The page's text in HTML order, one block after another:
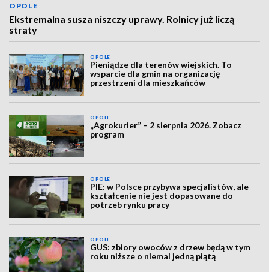
OPOLE
Ekstremalna susza niszczy uprawy. Rolnicy już liczą
straty
OPOLE
Pieniądze dla terenów wiejskich. To
wsparcie dla gmin na organizację
przestrzeni dla mieszkańców
OPOLE
„Agrokurier” – 2 sierpnia 2026. Zobacz
program
OPOLE
PIE: w Polsce przybywa specjalistów, ale
kształcenie nie jest dopasowane do
potrzeb rynku pracy
OPOLE
GUS: zbiory owoców z drzew będą w tym
roku niższe o niemal jedną piątą